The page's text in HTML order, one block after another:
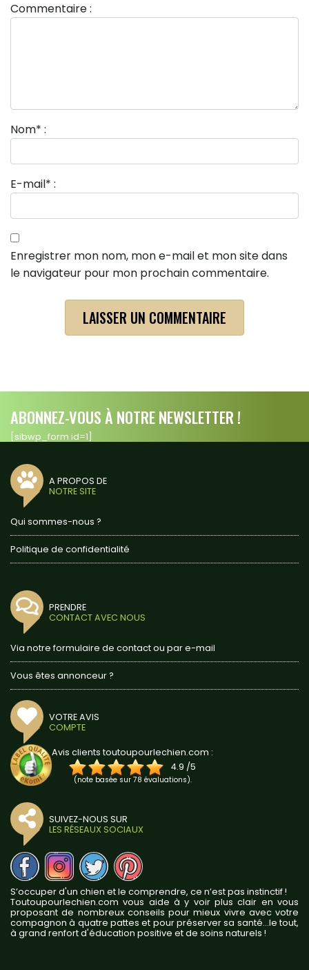
Commentaire :
Nom* :
E-mail* :
Enregistrer mon nom, mon e-mail et mon site dans
le navigateur pour mon prochain commentaire.
ABONNEZ-VOUS À NOTRE NEWSLETTER !
[sibwp_form id=1]
A PROPOS DE
NOTRE SITE
Qui sommes-nous ?
Politique de confidentialité
PRENDRE
CONTACT AVEC NOUS
Via notre formulaire de contact ou par e-mail
Vous êtes annonceur ?
VOTRE AVIS
COMPTE
Avis clients toutoupourlechien.com :
4.9 /5
(note basée sur 78 évaluations).
SUIVEZ-NOUS SUR
LES RÉSEAUX SOCIAUX
S’occuper d'un chien et le comprendre, ce n’est pas instinctif !
Toutoupourlechien.com vous aide à y voir plus clair en vous
proposant de nombreux conseils pour mieux vivre avec votre
compagnon à quatre pattes et pour préserver sa santé...le tout,
à grand renfort d'éducation positive et de soins naturels !